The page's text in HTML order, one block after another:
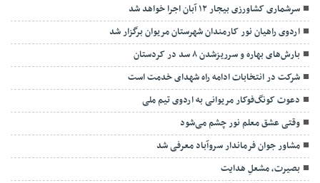
سرشماری کشاورزی بیجار ۱۲ آبان اجرا خواهد شد
اردوی راهیان نور کارمندان شهرستان مریوان برگزار شد
بارش‌های بهاره و سرریزشدن ۸ سد در کردستان
شرکت در انتخابات ادامه راه شهدای خدمت است
دعوت کونگ‌فوکار مریوانی به اردوی تیم ملی
وقتی عشق معلم نور چشم می‌شود
مشاور جوان فرماندار سروآباد معرفی شد
بصیرت، مشعلِ هدایت